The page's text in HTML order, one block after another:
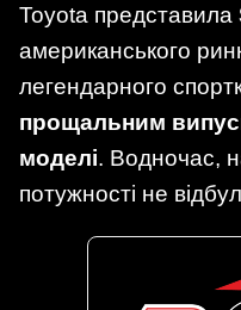
Toyota представила
американського
легендарного
прощальним
моделі. Водночас,
потужності не